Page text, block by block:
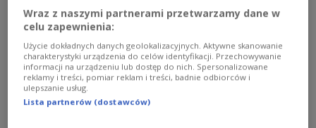
Wraz z naszymi partnerami przetwarzamy dane w
celu zapewnienia:
Użycie dokładnych danych geolokalizacyjnych. Aktywne skanowanie
charakterystyki urządzenia do celów identyfikacji. Przechowywanie
informacji na urządzeniu lub dostęp do nich. Spersonalizowane
reklamy i treści, pomiar reklam i treści, badnie odbiorców i
ulepszanie usług.
Lista partnerów (dostawców)